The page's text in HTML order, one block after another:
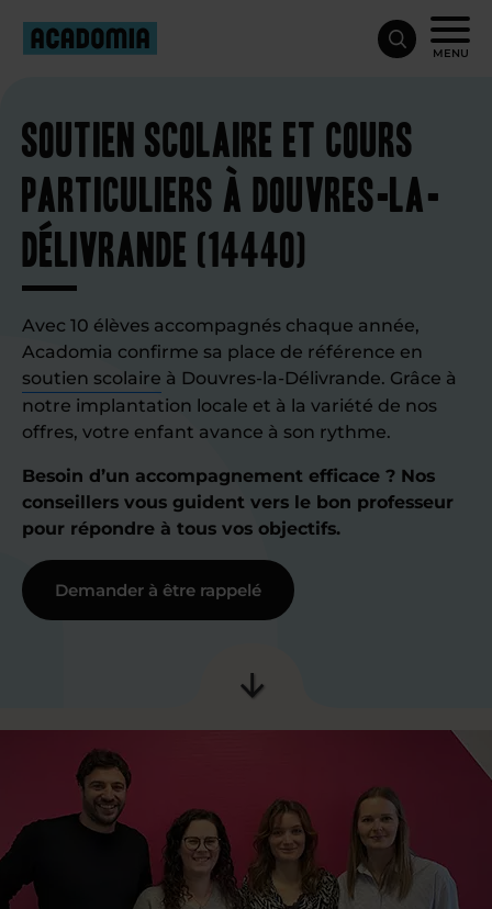
MENU
Soutien scolaire et cours
particuliers à Douvres-la-
Délivrande (14440)
Avec 10 élèves accompagnés chaque année,
Acadomia confirme sa place de référence en
soutien scolaire à Douvres-la-Délivrande. Grâce à
notre implantation locale et à la variété de nos
offres, votre enfant avance à son rythme.
Besoin d’un accompagnement efficace ? Nos
conseillers vous guident vers le bon professeur
pour répondre à tous vos objectifs.
Demander à être rappelé